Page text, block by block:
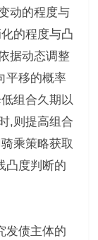
动的程度与
的程度与凸
据动态调整
平移的概率
组合久期以
,则提高组合
乘策略获取
凸度判断的
发债主体的